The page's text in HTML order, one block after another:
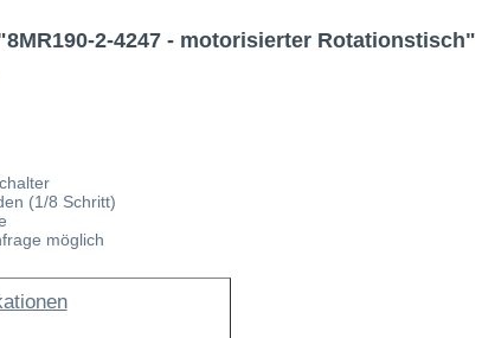
2-4247 - motorisierter Rotationstisch"
(1/8 Schritt)
möglich